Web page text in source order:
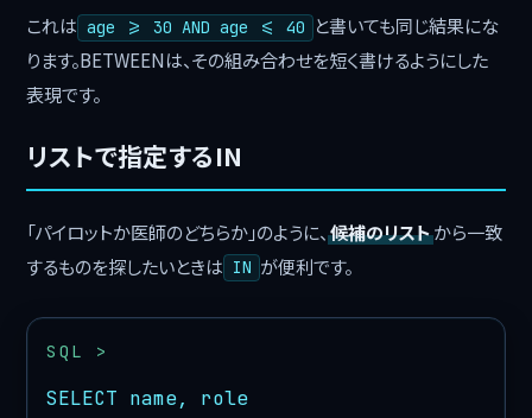
これは age >= 30 AND age <= 40 と書いても同じ結果にな
ります。BETWEENは、その組み合わせを短く書けるようにした
表現です。
リストで指定するIN
「パイロットか医師のどちらか」のように、候補のリストから一致
するものを探したいときは IN が便利です。
SELECT name, role